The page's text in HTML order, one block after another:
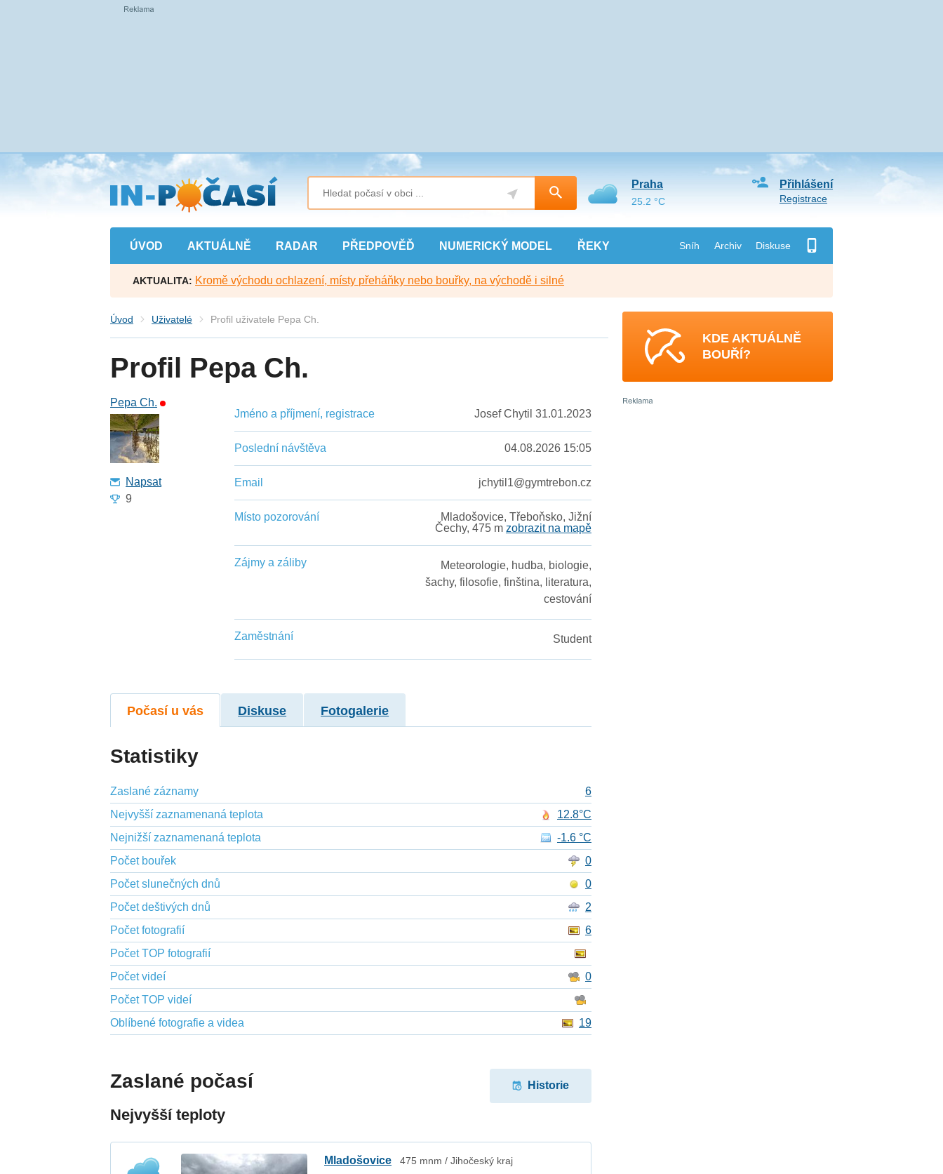
Přejít
na
hlavní
obsah
ÚVOD AKTUÁLNĚ RADAR PŘEDPOVĚĎ NUMERICKÝ MODEL ŘEKY Sníh Archiv Diskuse
Přihlášení
Registrace
Praha
25.2 °C
AKTUALITA: Kromě východu ochlazení, místy přeháňky nebo bouřky, na východě i silné
Úvod Uživatelé Profil uživatele Pepa Ch.
Profil Pepa Ch.
Pepa Ch.
Napsat
9
Jméno a příjmení, registrace Josef Chytil 31.01.2023
Poslední návštěva 04.08.2026 15:05
Email jchytil1@gymtrebon.cz
Místo pozorování
Mladošovice, Třeboňsko, Jižní
Čechy, 475 m zobrazit na mapě
Zájmy a záliby
Meteorologie, hudba, biologie,
šachy, filosofie, finština, literatura,
cestování
Zaměstnání Student
Počasí u vás Diskuse Fotogalerie
Statistiky
Zaslané záznamy
6
Nejvyšší zaznamenaná teplota
12.8°C
Nejnižší zaznamenaná teplota
-1.6 °C
Počet bouřek
0
Počet slunečných dnů
0
Počet deštivých dnů
2
Počet fotografií
6
Počet TOP fotografií
Počet videí
0
Počet TOP videí
Oblíbené fotografie a videa
19
Zaslané počasí
Nejvyšší teploty
Historie
Mladošovice 475 mnm / Jihočeský kraj
KDE AKTUÁLNĚ
BOUŘÍ?